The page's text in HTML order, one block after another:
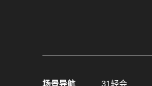
场景导航 31轻会